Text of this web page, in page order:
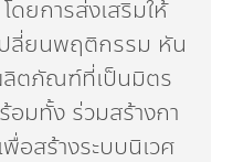
ยการส่งเสริมให้
ลี่ยนพฤติกรรม หัน
ลิตภัณฑ์ที่เป็นมิตร
มทั้ง ร่วมสร้างกา
อสร้างระบบนิเวศ